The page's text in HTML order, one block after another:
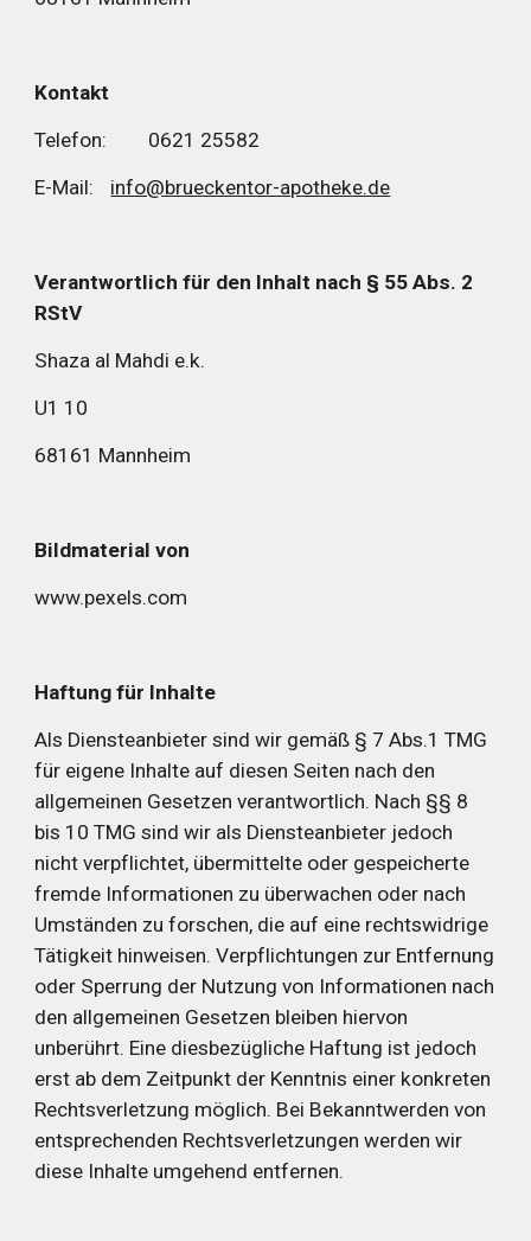
Kontakt
Telefon:
0621 25582
E-Mail:
info@brueckentor-apotheke.de
Verantwortlich für den Inhalt nach § 55 Abs. 2
RStV
Shaza al Mahdi e.k.
U1 10
68161 Mannheim
Bildmaterial von
www.pexels.com
Haftung für Inhalte
Als Diensteanbieter sind wir gemäß § 7 Abs.1 TMG
für eigene Inhalte auf diesen Seiten nach den
allgemeinen Gesetzen verantwortlich. Nach §§ 8
bis 10 TMG sind wir als Diensteanbieter jedoch
nicht verpflichtet, übermittelte oder gespeicherte
fremde Informationen zu überwachen oder nach
Umständen zu forschen, die auf eine rechtswidrige
Tätigkeit hinweisen. Verpflichtungen zur Entfernung
oder Sperrung der Nutzung von Informationen nach
den allgemeinen Gesetzen bleiben hiervon
unberührt. Eine diesbezügliche Haftung ist jedoch
erst ab dem Zeitpunkt der Kenntnis einer konkreten
Rechtsverletzung möglich. Bei Bekanntwerden von
entsprechenden Rechtsverletzungen werden wir
diese Inhalte umgehend entfernen.